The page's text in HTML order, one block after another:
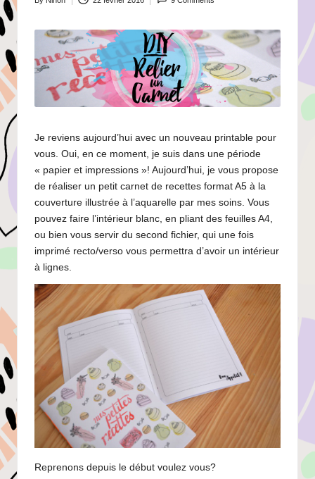
Posted
Je reviens aujourd’hui avec un nouveau printable pour
vous. Oui, en ce moment, je suis dans une période
« papier et impressions »! Aujourd’hui, je vous propose
de réaliser un petit carnet de recettes format A5 à la
couverture illustrée à l’aquarelle par mes soins. Vous
pouvez faire l’intérieur blanc, en pliant des feuilles A4,
ou bien vous servir du second fichier, qui une fois
imprimé recto/verso vous permettra d’avoir un intérieur
à lignes.
Reprenons depuis le début voulez vous?